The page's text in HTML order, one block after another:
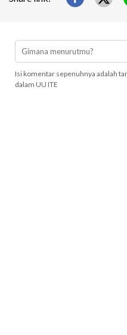
Isi komentar sepenuhnya adalah
dalam UU ITE